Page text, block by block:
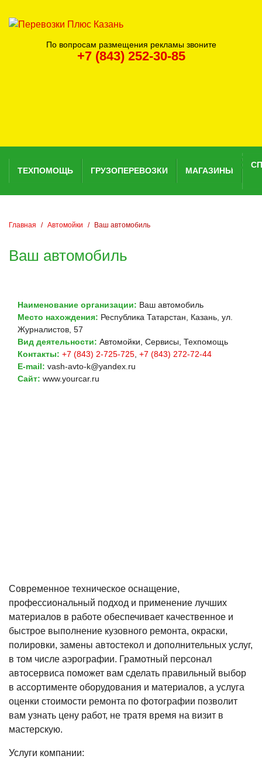
По вопросам размещения рекламы звоните
+7 (843) 252-30-85
ТЕХПОМОЩЬ ГРУЗОПЕРЕВОЗКИ МАГАЗИНЫ
Главная Автомойки Ваш автомобиль
Ваш автомобиль
Наименование организации: Ваш автомобиль
Место нахождения: Республика Татарстан, Казань, ул.
Журналистов, 57
Вид деятельности: Автомойки, Сервисы, Техпомощь
Контакты: +7 (843) 2-725-725 +7 (843) 272-72-44
E-mail: vash-avto-k@yandex.ru
Сайт: www.yourcar.ru
Современное техническое оснащение,
профессиональный подход и применение лучших
материалов в работе обеспечивает качественное и
быстрое выполнение кузовного ремонта, окраски,
полировки, замены автостекол и дополнительных услуг,
в том числе аэрографии. Грамотный персонал
автосервиса поможет вам сделать правильный выбор
в ассортименте оборудования и материалов, а услуга
оценки стоимости ремонта по фотографии позволит
вам узнать цену работ, не тратя время на визит в
мастерскую.
Услуги компании: